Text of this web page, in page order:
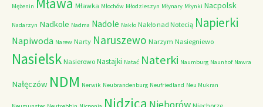
Mężenin Mławka Młochów Młodzieszyn Młynary Młynki Nacpolsk
Nadarzyn Nadkole Nadma Nadole Nakło Nakło nad Notecią Napierki
Napiwoda Narew Narty Naruszewo Narzym Nasiegniewo
Nasielsk Nasierowo Nastajki Natać Naterki Naumburg Naunhof Nawra
Nałęczów NDM Nerwik Neubrandenburg Neufriedland Neu Mukran
Nidzica